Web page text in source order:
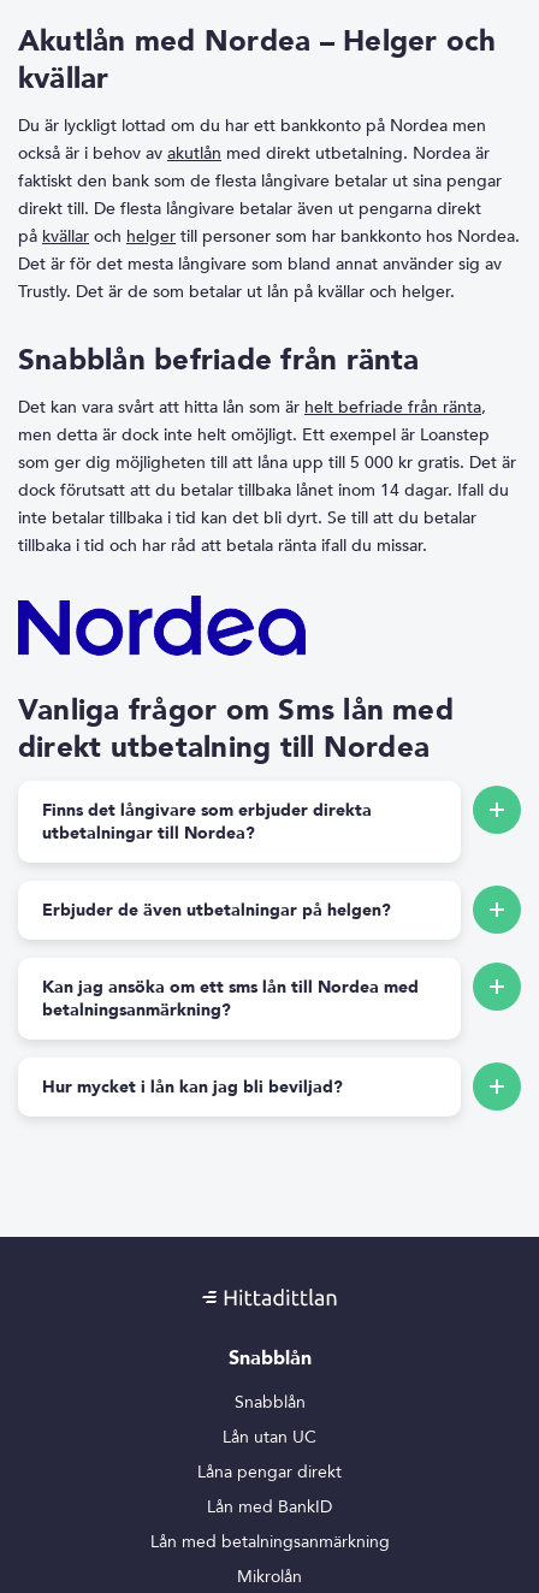
Akutlån med Nordea – Helger och
kvällar
Du är lyckligt lottad om du har ett bankkonto på Nordea men
också är i behov av akutlån med direkt utbetalning. Nordea är
faktiskt den bank som de flesta långivare betalar ut sina pengar
direkt till. De flesta långivare betalar även ut pengarna direkt
på kvällar och helger till personer som har bankkonto hos Nordea.
Det är för det mesta långivare som bland annat använder sig av
Trustly. Det är de som betalar ut lån på kvällar och helger.
Snabblån befriade från ränta
Det kan vara svårt att hitta lån som är helt befriade från ränta,
men detta är dock inte helt omöjligt. Ett exempel är Loanstep
som ger dig möjligheten till att låna upp till 5 000 kr gratis. Det är
dock förutsatt att du betalar tillbaka lånet inom 14 dagar. Ifall du
inte betalar tillbaka i tid kan det bli dyrt. Se till att du betalar
tillbaka i tid och har råd att betala ränta ifall du missar.
Vanliga frågor om Sms lån med
direkt utbetalning till Nordea
Finns det långivare som erbjuder direkta
utbetalningar till Nordea?
Erbjuder de även utbetalningar på helgen?
Kan jag ansöka om ett sms lån till Nordea med
betalningsanmärkning?
Hur mycket i lån kan jag bli beviljad?
Snabblån
Snabblån
Lån utan UC
Låna pengar direkt
Lån med BankID
Lån med betalningsanmärkning
Mikrolån